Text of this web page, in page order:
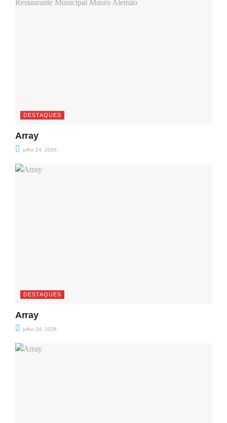
DESTAQUES
Array
julho 24, 2026
DESTAQUES
Array
julho 24, 2026